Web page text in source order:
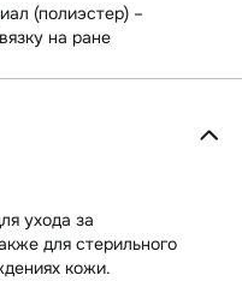
(полиэстер) –
на ране
ухода за
для стерильного
кожи.